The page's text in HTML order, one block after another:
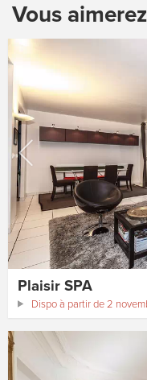
Vous
Plaisir SPA
Dispo à partir de 2